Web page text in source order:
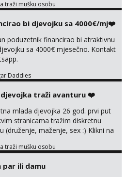
i bilo gdje zato se javi što prije da
te!
traži mušku osobu
bi djevojku sa 4000€/mj❤️
poduzetnik financirao bi atraktivnu
sa 4000€ mjesečno. Kontakt
Daddies
djevojka traži avanturu ❤️
mlada djevojka 26 god. prvi put
stranicama tražim diskretnu
(druženje, maženje, sex :) Klikni na
traži mušku osobu
par ili damu